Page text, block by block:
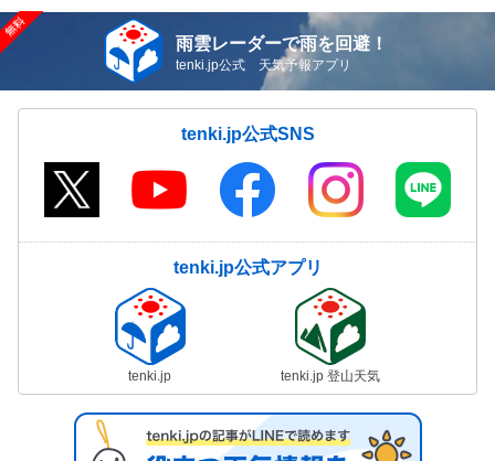
雨雲レーダーで雨を回避！
tenki.jp公式 天気予報アプリ
tenki.jp公式SNS
tenki.jp公式アプリ
tenki.jp tenki.jp 登山天気